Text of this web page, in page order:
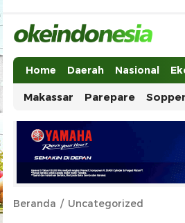
Okeindonesia.Online
Mengonlinekan Indonesia Secara
Home Daerah Nasional
Makassar Parepare
Beranda Uncategorized